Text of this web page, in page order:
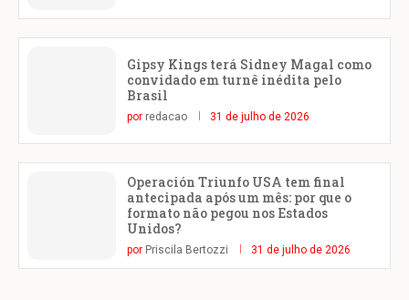
Gipsy Kings terá Sidney Magal como
convidado em turnê inédita pelo
Brasil
por redacao 31 de julho de 2026
Operación Triunfo USA tem final
antecipada após um mês: por que o
formato não pegou nos Estados
Unidos?
por Priscila Bertozzi 31 de julho de 2026